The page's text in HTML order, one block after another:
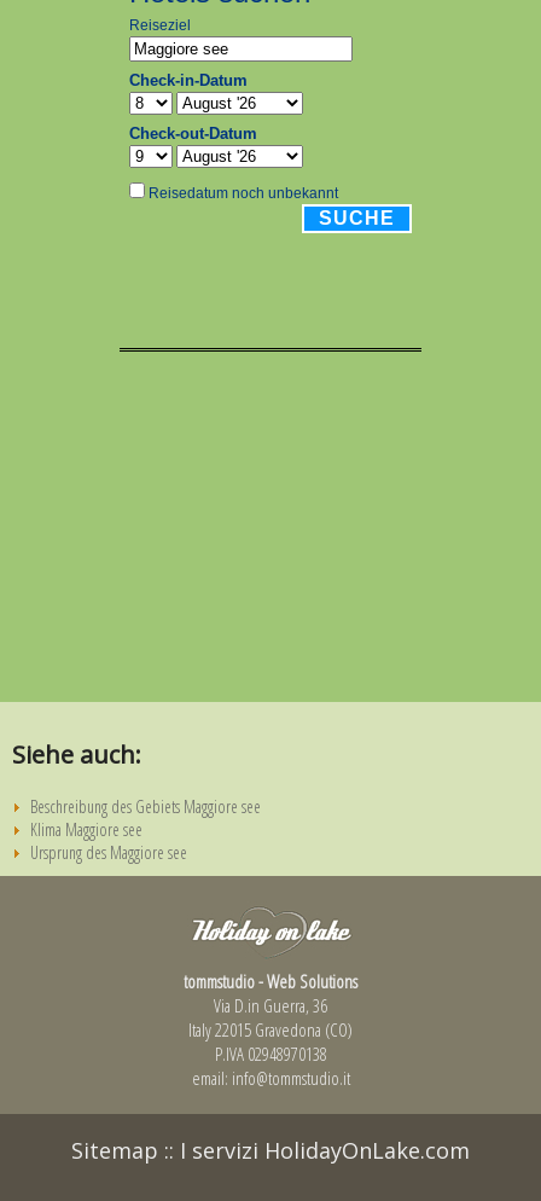
Siehe auch:
Beschreibung des Gebiets Maggiore see
Klima Maggiore see
Ursprung des Maggiore see
tommstudio - Web Solutions
Via D.in Guerra, 36
Italy 22015 Gravedona (CO)
P.IVA 02948970138
email: info@tommstudio.it
Sitemap :: I servizi HolidayOnLake.com